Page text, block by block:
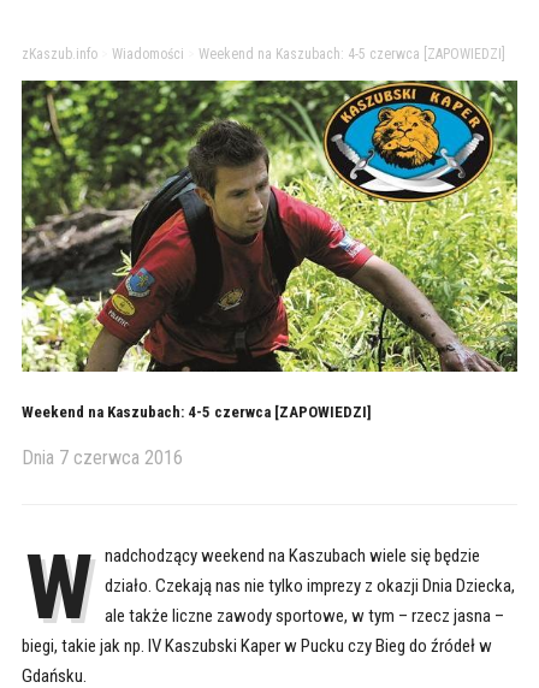
zKaszub.info> Wiadomości Weekend na Kaszubach: 4-5 czerwca [ZAPOWIEDZI]
Weekend na Kaszubach: 4-5 czerwca [ZAPOWIEDZI]
Dnia 7 czerwca 2016
W nadchodzący weekend na Kaszubach wiele się będzie
działo. Czekają nas nie tylko imprezy z okazji Dnia Dziecka,
ale także liczne zawody sportowe, w tym – rzecz jasna –
biegi, takie jak np. IV Kaszubski Kaper w Pucku czy Bieg do źródeł w
Gdańsku.